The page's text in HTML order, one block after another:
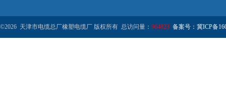
©2026 天津市电缆总厂橡塑电缆厂 版权所有 总访问量： 964823 备案号：冀ICP备